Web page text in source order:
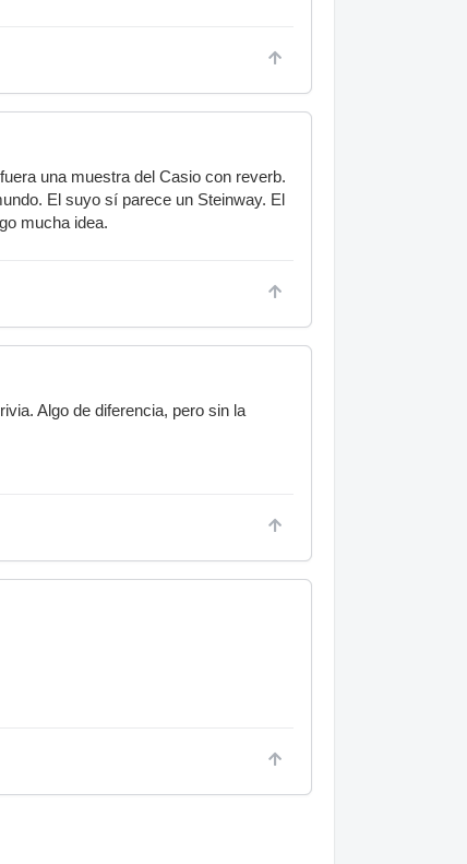
una muestra del Casio con reverb.
El suyo sí parece un Steinway. El
mucha idea.
Algo de diferencia, pero sin la